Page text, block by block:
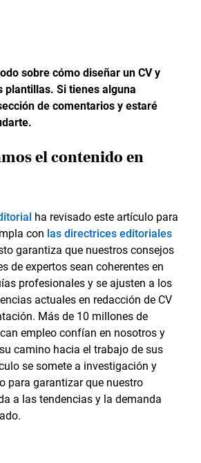
sobre cómo diseñar un CV y
plantillas. Si tienes alguna
de comentarios y estaré
el contenido en
ha revisado este artículo para
con las directrices editoriales
garantiza que nuestros consejos
de expertos sean coherentes en
profesionales y se ajusten a los
actuales en redacción de CV
Más de 10 millones de
empleo confían en nosotros y
camino hacia el trabajo de sus
se somete a investigación y
para garantizar que nuestro
a las tendencias y la demanda